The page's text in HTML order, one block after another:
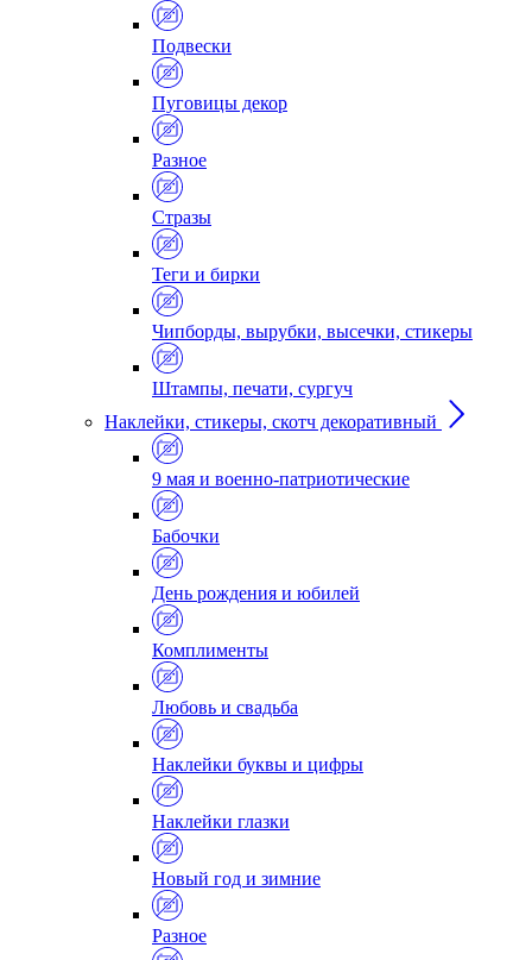
Подвески
Пуговицы декор
Разное
Стразы
Теги и бирки
Чипборды, вырубки, высечки, стикеры
Штампы, печати, сургуч
Наклейки, стикеры, скотч декоративный
9 мая и военно-патриотические
Бабочки
День рождения и юбилей
Комплименты
Любовь и свадьба
Наклейки буквы и цифры
Наклейки глазки
Новый год и зимние
Разное